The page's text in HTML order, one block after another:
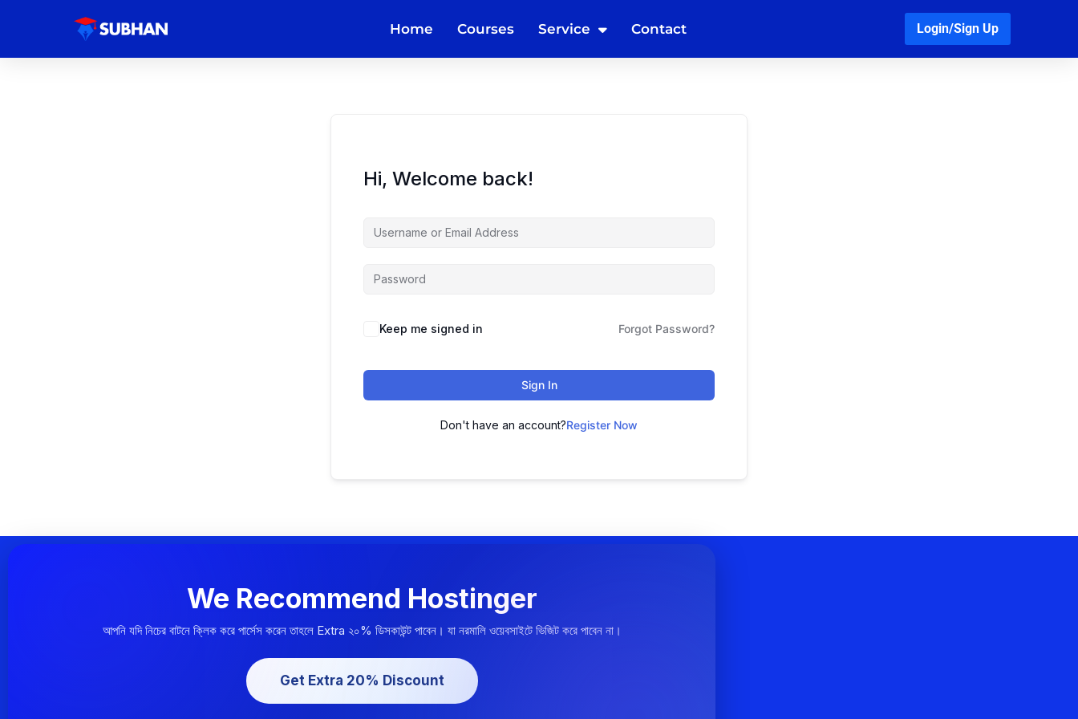
Home Courses Service Contact Login/Sign Up
Hi, Welcome back!
Keep me signed in Forgot Password?
Sign In
Don't have an account?Register Now
We Recommend Hostinger
আপনি যদি নিচের বাটনে ক্লিক করে পার্সেস করেন তাহলে Extra ২০% ডিসকাউন্ট পাবেন। যা নরমালি ওয়েবসাইটে ভিজিট করে পাবেন না।
Get Extra 20% Discount